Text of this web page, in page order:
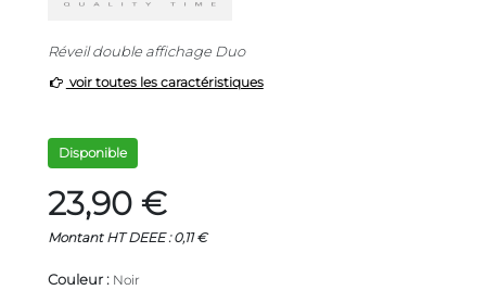
Réveil double affichage Duo
voir toutes les caractéristiques
Disponible
23,90 €
Montant HT DEEE : 0,11 €
Couleur : Noir